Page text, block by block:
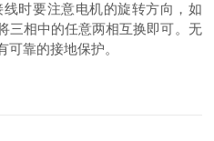
时要注意电机的旋转方向，如
三相中的任意两相互换即可。无
靠的接地保护。